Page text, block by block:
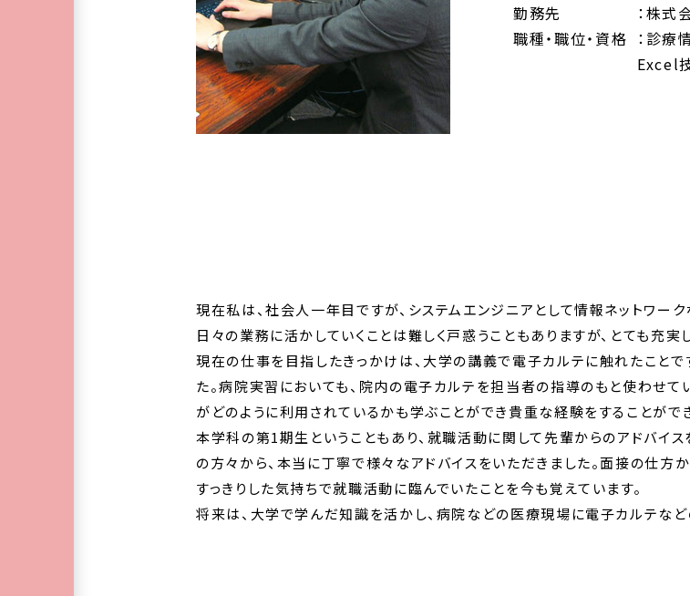
勤務先
：株式
職種・職位・資格 ：診療
Excel
現在私は、社会人一年目ですが、システムエンジニアとして情報ネットワー
日々の業務に活かしていくことは難しく戸惑うこともありますが、とても充実
現在の仕事を目指したきっかけは、大学の講義で電子カルテに触れたこと
た。病院実習においても、院内の電子カルテを担当者の指導のもと使わせ
がどのように利用されているかも学ぶことができ貴重な経験をすることがで
本学科の第1期生ということもあり、就職活動に関して先輩からのアドバイス
の方々から、本当に丁寧で様々なアドバイスをいただきました。面接の仕方
すっきりした気持ちで就職活動に臨んでいたことを今も覚えています。
将来は、大学で学んだ知識を活かし、病院などの医療現場に電子カルテな